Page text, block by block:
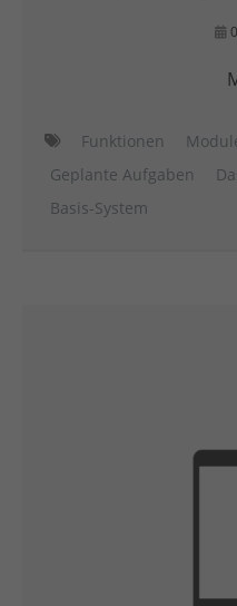
Funktionen
Geplante Aufgaben
Basis-System